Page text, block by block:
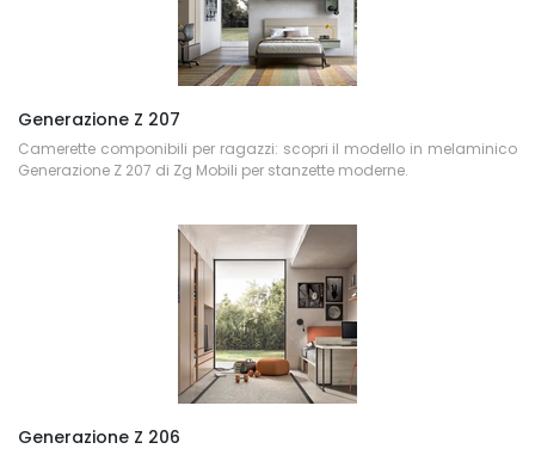
Generazione Z 207
Camerette componibili per ragazzi: scopri il modello in melaminico
Generazione Z 207 di Zg Mobili per stanzette moderne.
Generazione Z 206